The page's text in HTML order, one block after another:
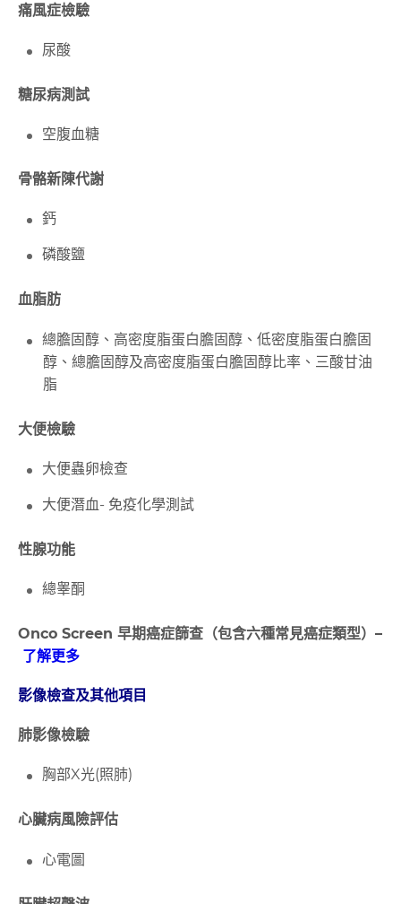
痛風症檢驗
尿酸
糖尿病測試
空腹血糖
骨骼新陳代謝
鈣
磷酸鹽
血脂肪
總膽固醇、高密度脂蛋白膽固醇、低密度脂蛋白膽固
醇、總膽固醇及高密度脂蛋白膽固醇比率、三酸甘油
脂
大便檢驗
大便蟲卵檢查
大便潛血- 免疫化學測試
性腺功能
總睾酮
Onco Screen 早期癌症篩查（包含六種常見癌症類型）–
了解更多
影像檢查及其他項目
肺影像檢驗
胸部X光(照肺)
心臟病風險評估
心電圖